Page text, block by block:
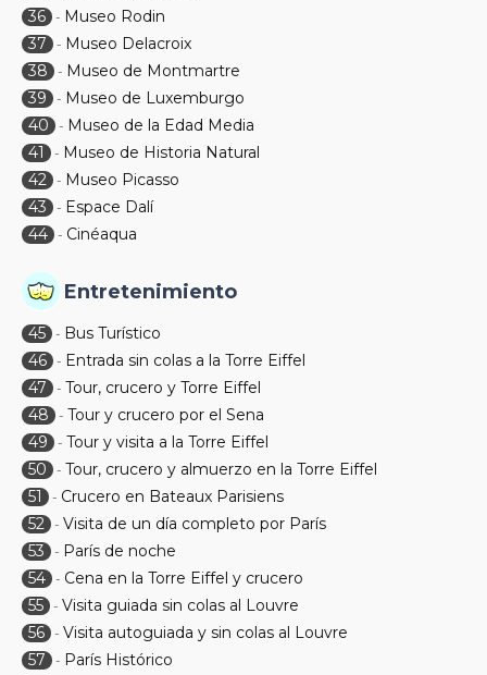
36 - Museo Rodin
37
- Museo Delacroix
38
- Museo de Montmartre
39
- Museo de Luxemburgo
40
- Museo de la Edad Media
41
- Museo de Historia Natural
42 - Museo Picasso
43
- Espace Dalí
44 - Cinéaqua
Entretenimiento
45 - Bus Turístico
46 - Entrada sin colas a la Torre Eiffel
47
- Tour, crucero y Torre Eiffel
48
- Tour y crucero por el Sena
49
- Tour y visita a la Torre Eiffel
50
- Tour, crucero y almuerzo en la Torre Eiffel
51
- Crucero en Bateaux Parisiens
52 - Visita de un día completo por París
53
- París de noche
54 - Cena en la Torre Eiffel y crucero
55 - Visita guiada sin colas al Louvre
56 - Visita autoguiada y sin colas al Louvre
57
- París Histórico